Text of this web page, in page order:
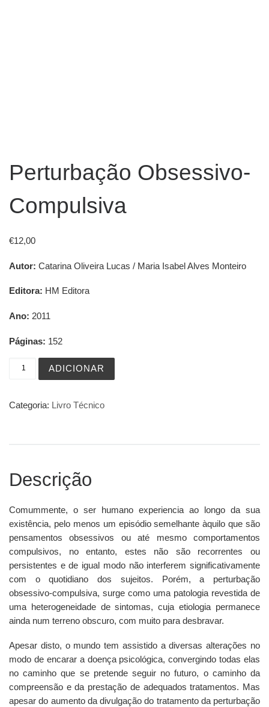
Perturbação Obsessivo-
Compulsiva
€12,00
Autor: Catarina Oliveira Lucas / Maria Isabel Alves Monteiro
Editora: HM Editora
Ano: 2011
Páginas: 152
ADICIONAR
Categoria: Livro Técnico
Descrição
Comummente, o ser humano experiencia ao longo da sua
existência, pelo menos um episódio semelhante àquilo que são
pensamentos obsessivos ou até mesmo comportamentos
compulsivos, no entanto, estes não são recorrentes ou
persistentes e de igual modo não interferem significativamente
com o quotidiano dos sujeitos. Porém, a perturbação
obsessivo-compulsiva, surge como uma patologia revestida de
uma heterogeneidade de sintomas, cuja etiologia permanece
ainda num terreno obscuro, com muito para desbravar.
Apesar disto, o mundo tem assistido a diversas alterações no
modo de encarar a doença psicológica, convergindo todas elas
no caminho que se pretende seguir no futuro, o caminho da
compreensão e da prestação de adequados tratamentos. Mas
apesar do aumento da divulgação do tratamento da perturbação